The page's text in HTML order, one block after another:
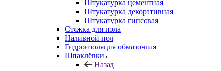
Штукатурка цементная
Штукатурка декоративная
Штукатурка гипсовая
Стяжка для пола
Наливной пол
Гидроизоляция обмазочная
Шпаклёвки
Назад